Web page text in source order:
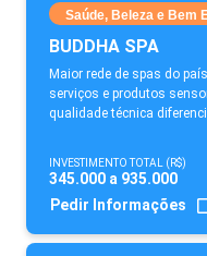
Saúde, Beleza e Bem
BUDDHA SPA
Maior rede de spas do
serviços e produtos
qualidade técnica
INVESTIMENTO TOTAL (R$)
345.000 a 935.000
Pedir Informações